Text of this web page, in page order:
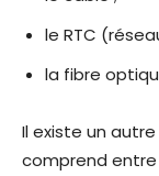
le RTC
la fibre
Il existe un
comprend entre